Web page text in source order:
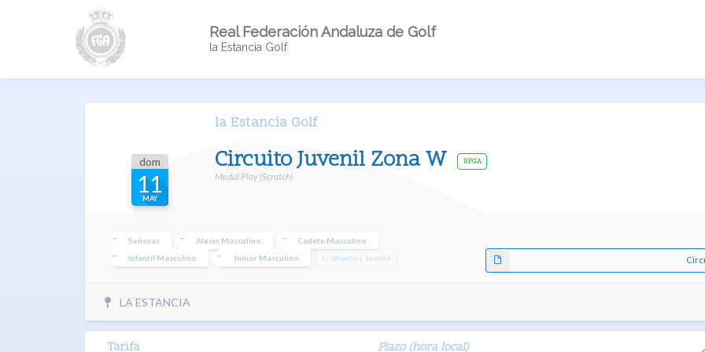
Real Federación Andaluza de Golf
la Estancia Golf
la Estancia Golf
dom
11
MAY
Circuito Juvenil Zona W RFGA
Medal Play (Scratch)
Señoras Alevin Masculino
Cadete Masculino
Infantil Masculino
Junior Masculino C. Infantil y Juvenil
LA ESTANCIA
Tarifa Plazo (hora local)